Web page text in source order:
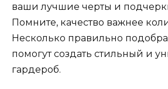
ваши лучшие черты и
Помните, качество важнее
Несколько правильно
помогут создать стильный и
гардероб.